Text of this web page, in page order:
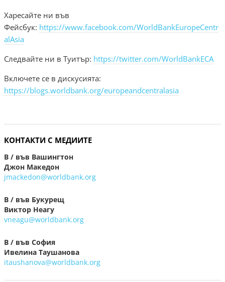
Харесайте ни във
Фейсбук: https://www.facebook.com/WorldBankEuropeCentr
alAsia
Следвайте ни в Туитър: https://twitter.com/WorldBankECA
Включете се в дискусията:
https://blogs.worldbank.org/europeandcentralasia
КОНТАКТИ С МЕДИИТЕ
В / във Вашингтон
Джон Македон
jmackedon@worldbank.org
В / във Букурещ
Виктор Неагу
vneagu@worldbank.org
В / във София
Ивелина Таушанова
itaushanova@worldbank.org